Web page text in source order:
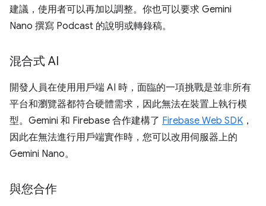
建議，使用者可以再加以調整。你也可以要求 Gemini
Nano 撰寫 Podcast 的說明或轉錄稿。
混合式 AI
開發人員在使用用戶端 AI 時，面臨的一項挑戰是並非所有
平台和瀏覽器都符合硬體需求，因此無法在裝置上執行模
型。Gemini 和 Firebase 合作建構了 Firebase Web SDK ，
因此在無法進行用戶端實作時，您可以改用伺服器上的
Gemini Nano。
與您合作